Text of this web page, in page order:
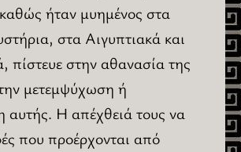
ήταν μυημένος στα
στα Αιγυπτιακά και
πίστευε στην αθανασία της
μετεμψύχωση ή
αυτής. Η απέχθειά τους να
που προέρχονται από